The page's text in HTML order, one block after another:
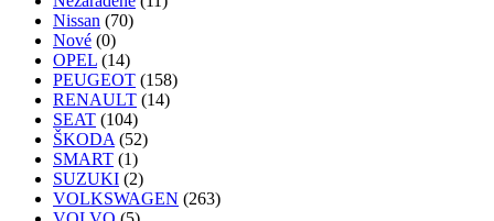
Nissan (70)
Nové (0)
OPEL (14)
PEUGEOT (158)
RENAULT (14)
SEAT (104)
ŠKODA (52)
SMART (1)
SUZUKI (2)
VOLKSWAGEN (263)